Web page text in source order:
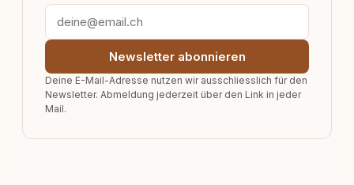
Newsletter abonnieren
Deine E-Mail-Adresse nutzen wir ausschliesslich für den
Newsletter. Abmeldung jederzeit über den Link in jeder
Mail.